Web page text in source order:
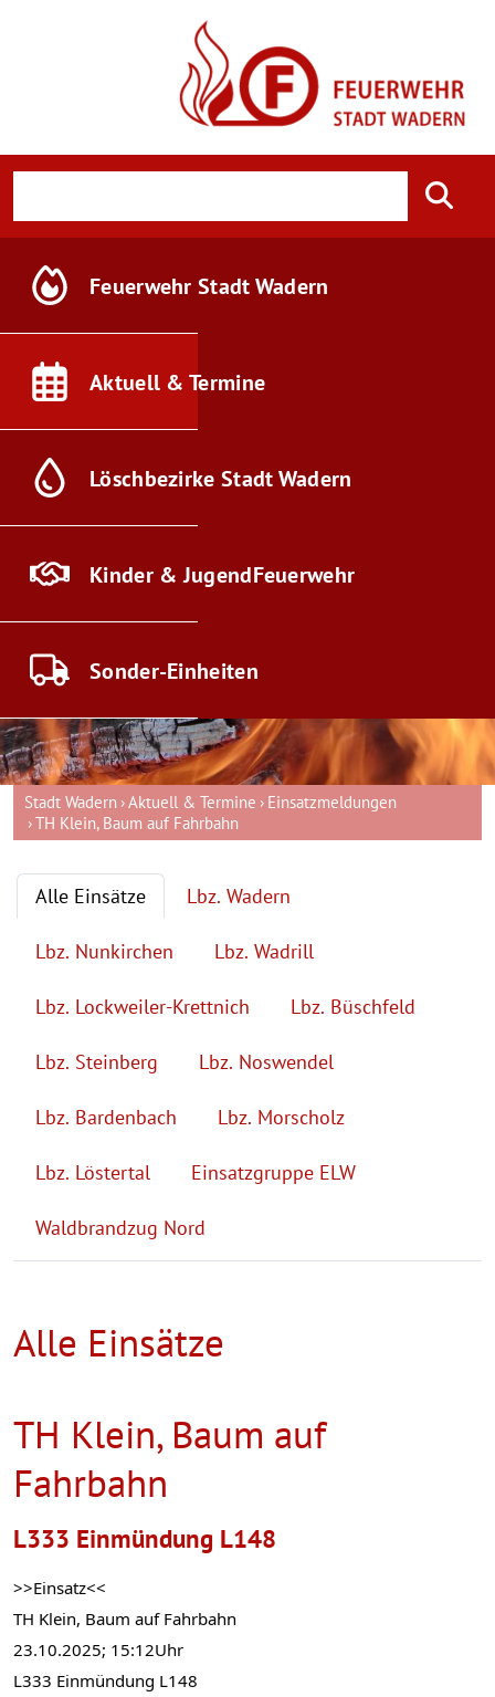
Feuerwehr Stadt Wadern
Aktuell & Termine
Löschbezirke Stadt Wadern
Kinder & JugendFeuerwehr
Sonder-Einheiten
Stadt Wadern Aktuell & Termine
Einsatzmeldungen
TH Klein, Baum auf Fahrbahn
Alle Einsätze Lbz. Wadern
Lbz. Nunkirchen Lbz. Wadrill
Lbz. Lockweiler-Krettnich Lbz. Büschfeld
Lbz. Steinberg Lbz. Noswendel
Lbz. Bardenbach Lbz. Morscholz
Lbz. Löstertal Einsatzgruppe ELW
Waldbrandzug Nord
Alle Einsätze
TH Klein, Baum auf
Fahrbahn
L333 Einmündung L148
>>Einsatz<<
TH Klein, Baum auf Fahrbahn
23.10.2025; 15:12Uhr
L333 Einmündung L148